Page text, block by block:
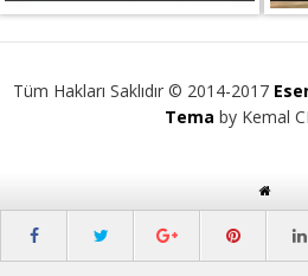
Tüm Hakları Saklıdır © 2014-2017
Tema by Kemal